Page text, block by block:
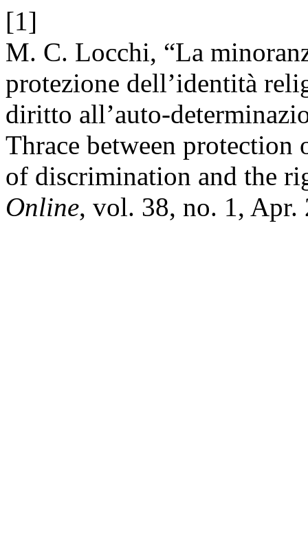
[1]
M. C. Locchi, “La
protezione dell’identità
diritto all’auto-
Thrace between
of discrimination and the
Online, vol. 38, no. 1, Apr.